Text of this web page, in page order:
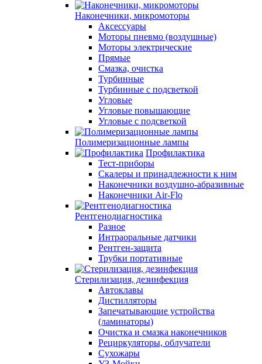
Наконечники, микромоторы
Аксессуары
Моторы пневмо (воздушные)
Моторы электрические
Прямые
Смазка, очистка
Турбинные
Турбинные с подсветкой
Угловые
Угловые повышающие
Угловые с подсветкой
Полимеризационные лампы
Профилактика
Тест-приборы
Скалеры и принадлежности к ним
Наконечники воздушно-абразивные
Наконечники Air-Flo
Рентгенодиагностика
Разное
Интраоральные датчики
Рентген-защита
Трубки портативные
Стерилизация, дезинфекция
Автоклавы
Дистилляторы
Запечатывающие устройства
(ламинаторы)
Очистка и смазка наконечников
Рециркуляторы, облучатели
Сухожары